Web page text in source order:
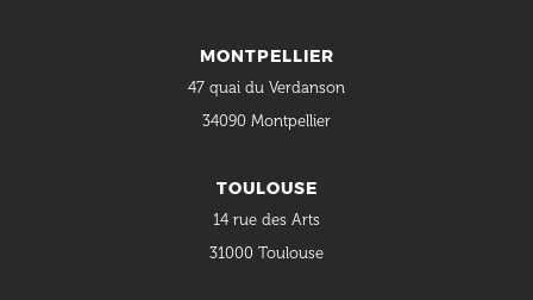
MONTPELLIER
47 quai du Verdanson
34090 Montpellier
TOULOUSE
14 rue des Arts
31000 Toulouse